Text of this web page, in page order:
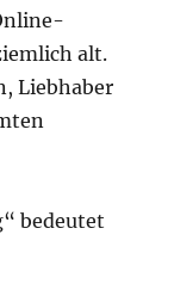
alt.
Liebhaber
bedeutet